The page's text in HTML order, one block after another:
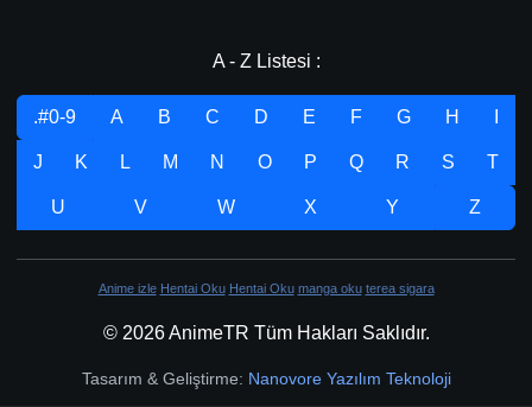
A - Z Listesi :
.#0-9 A B C D E F G H
J K L M N O P Q R S T
U V W X Y Z
Anime izle Hentai Oku Hentai Oku manga oku terea sigara
© 2026 AnimeTR Tüm Hakları Saklıdır.
Tasarım & Geliştirme: Nanovore Yazılım Teknoloji